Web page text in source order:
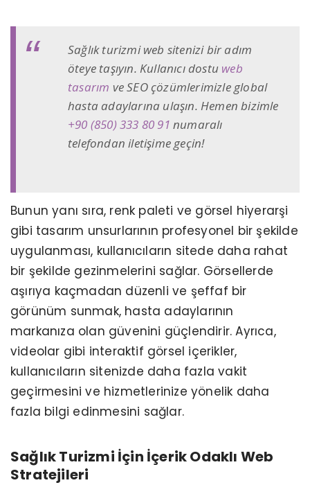
Sağlık turizmi web sitenizi bir adım
öteye taşıyın. Kullanıcı dostu web
tasarım ve SEO çözümlerimizle global
hasta adaylarına ulaşın. Hemen bizimle
+90 (850) 333 80 91 numaralı
telefondan iletişime geçin!
Bunun yanı sıra, renk paleti ve görsel hiyerarşi
gibi tasarım unsurlarının profesyonel bir şekilde
uygulanması, kullanıcıların sitede daha rahat
bir şekilde gezinmelerini sağlar. Görsellerde
aşırıya kaçmadan düzenli ve şeffaf bir
görünüm sunmak, hasta adaylarının
markanıza olan güvenini güçlendirir. Ayrıca,
videolar gibi interaktif görsel içerikler,
kullanıcıların sitenizde daha fazla vakit
geçirmesini ve hizmetlerinize yönelik daha
fazla bilgi edinmesini sağlar.
Sağlık Turizmi İçin İçerik Odaklı Web
Stratejileri